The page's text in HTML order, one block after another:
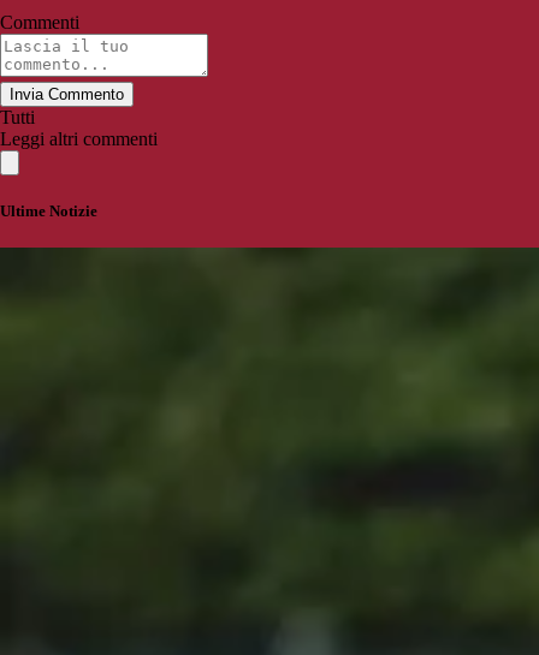
Commenti
Invia Commento
Tutti
Leggi altri commenti
Ultime Notizie